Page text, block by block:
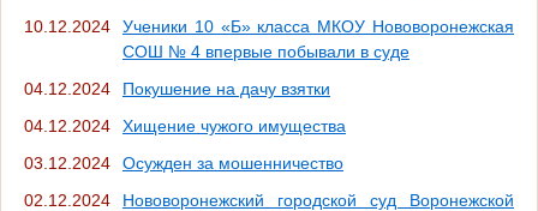
10.12.2024
Ученики 10 «Б» класса МКОУ Нововоронежская
СОШ № 4 впервые побывали в суде
04.12.2024
Покушение на дачу взятки
04.12.2024
Хищение чужого имущества
03.12.2024
Осужден за мошенничество
02.12.2024
Нововоронежский городской суд Воронежской